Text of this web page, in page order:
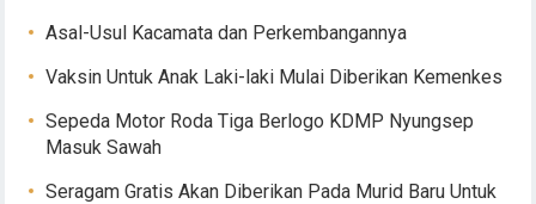
Asal-Usul Kacamata dan Perkembangannya
Vaksin Untuk Anak Laki-laki Mulai Diberikan Kemenkes
Sepeda Motor Roda Tiga Berlogo KDMP Nyungsep
Masuk Sawah
Seragam Gratis Akan Diberikan Pada Murid Baru Untuk